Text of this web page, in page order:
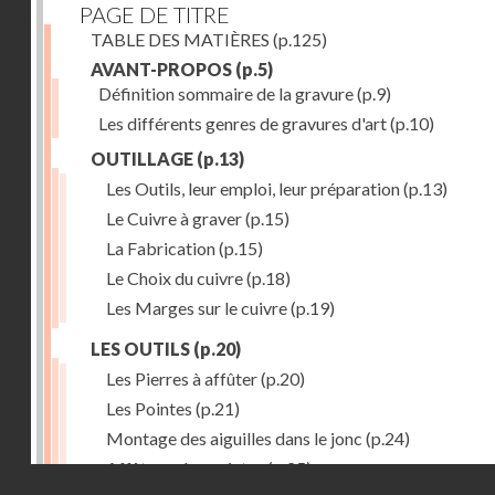
PAGE DE TITRE
TABLE DES MATIÈRES (p.125)
AVANT-PROPOS (p.5)
Définition sommaire de la gravure(p.9)
Les différents genres de gravures d'art(p.10)
OUTILLAGE (p.13)
Les Outils, leur emploi, leur préparation(p.13)
Le Cuivre à graver(p.15)
La Fabrication(p.15)
Le Choix du cuivre(p.18)
Les Marges sur le cuivre(p.19)
LES OUTILS (p.20)
Les Pierres à affûter(p.20)
Les Pointes (p.21)
Montage des aiguilles dans le jonc (p.24)
Affûtage des pointes(p.25)